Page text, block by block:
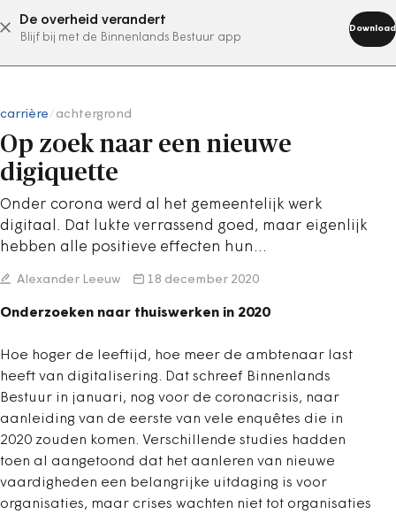
De overheid verandert
Blijf bij met de Binnenlands Bestuur app
Download
abonneer nu
carrière achtergrond
Op zoek naar een nieuwe
digiquette
Onder corona werd al het gemeentelijk werk
digitaal. Dat lukte verrassend goed, maar eigenlijk
hebben alle positieve effecten hun…
Alexander Leeuw 18 december 2020
Onderzoeken naar thuiswerken in 2020
Hoe hoger de leeftijd, hoe meer de ambtenaar last
heeft van digitalisering. Dat schreef Binnenlands
Bestuur in januari, nog voor de coronacrisis, naar
aanleiding van de eerste van vele enquêtes die in
2020 zouden komen. Verschillende studies hadden
toen al aangetoond dat het aanleren van nieuwe
vaardigheden een belangrijke uitdaging is voor
organisaties, maar crises wachten niet tot organisaties